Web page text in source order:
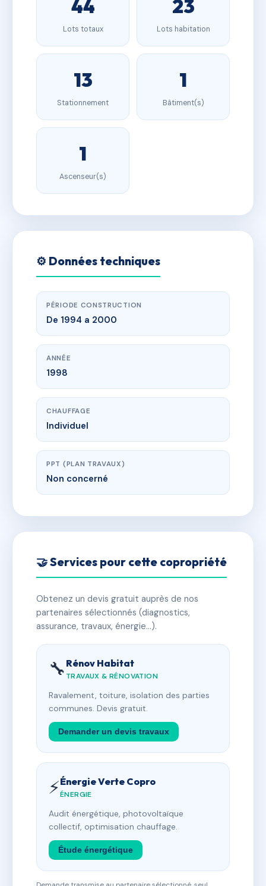
44
Lots totaux
23
Lots habitation
13
Stationnement
1
Bâtiment(s)
1
Ascenseur(s)
⚙️ Données techniques
PÉRIODE CONSTRUCTION
De 1994 a 2000
ANNÉE
1998
CHAUFFAGE
Individuel
PPT (PLAN TRAVAUX)
Non concerné
🤝 Services pour cette copropriété
Obtenez un devis gratuit auprès de nos
partenaires sélectionnés (diagnostics,
assurance, travaux, énergie…).
🔧 Rénov Habitat
TRAVAUX & RÉNOVATION
Ravalement, toiture, isolation des parties
communes. Devis gratuit.
Demander un devis travaux
⚡Énergie Verte Copro
ÉNERGIE
Audit énergétique, photovoltaïque
collectif, optimisation chauffage.
Étude énergétique